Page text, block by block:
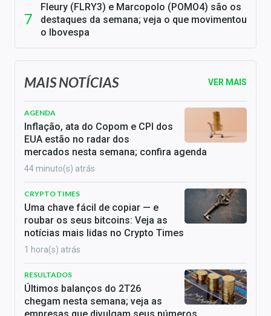
Fleury (FLRY3) e Marcopolo (POMO4) são os
destaques da semana; veja o que movimentou
o Ibovespa
MAIS NOTÍCIAS VER MAIS
AGENDA
Inflação, ata do Copom e CPI dos
EUA estão no radar dos
mercados nesta semana; confira agenda
44 minuto(s) atrás
CRYPTO TIMES
Uma chave fácil de copiar — e
roubar os seus bitcoins: Veja as
notícias mais lidas no Crypto Times
1 hora(s) atrás
RESULTADOS
Últimos balanços do 2T26
chegam nesta semana; veja as
empresas que divulgam seus números